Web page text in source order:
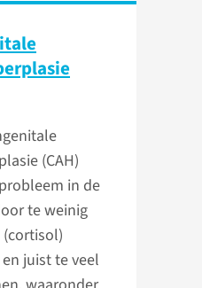
(CAH)
in de
te weinig
juist te veel